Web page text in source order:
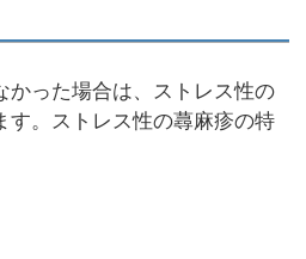
かった場合は、ストレス性の
す。ストレス性の蕁麻疹の特